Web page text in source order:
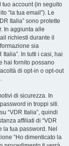
tuo account (in seguito
“la tua email”). Le
Italia” sono protette
In aggiunta alle
richiesti durante il
sia
In tutti i casi, hai
hai fornito possano
di opt-in o opt-out
di sicurezza. In
in troppi siti.
“VDR Italia”, quindi
affiliati di “VDR
la tua password. Nel
“Ho dimenticato la